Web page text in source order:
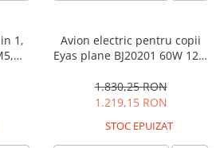
1,
Avion electric pentru copii
Eyas plane BJ20201 60W 12V,
1.830,25 RON
1.219,15 RON
STOC EPUIZAT